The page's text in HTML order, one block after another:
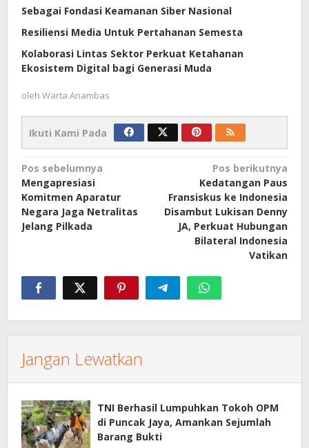
Sebagai Fondasi Keamanan Siber Nasional
Resiliensi Media Untuk Pertahanan Semesta
Kolaborasi Lintas Sektor Perkuat Ketahanan
Ekosistem Digital bagi Generasi Muda
oleh Warta Anambas
Ikuti Kami Pada
Navigasi
pos
Pos sebelumnya
Mengapresiasi
Komitmen Aparatur
Negara Jaga Netralitas
Jelang Pilkada
Pos berikutnya
Kedatangan Paus
Fransiskus ke Indonesia
Disambut Lukisan Denny
JA, Perkuat Hubungan
Bilateral Indonesia
Vatikan
Jangan Lewatkan
TNI Berhasil Lumpuhkan Tokoh OPM
di Puncak Jaya, Amankan Sejumlah
Barang Bukti